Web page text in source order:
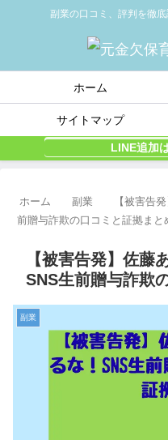
副業の口コミ、評判を徹
ホーム
サイトマップ
LINE追加
ホーム 副業
【被害告
前贈与詐欺の口コミと証拠まと
【被害告発】佐藤
SNS生前贈与詐欺
副業